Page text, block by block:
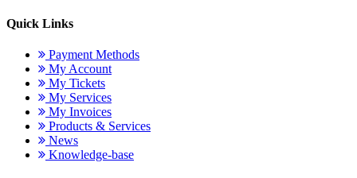
Quick Links
Payment Methods
My Account
My Tickets
My Services
My Invoices
Products & Services
News
Knowledge-base